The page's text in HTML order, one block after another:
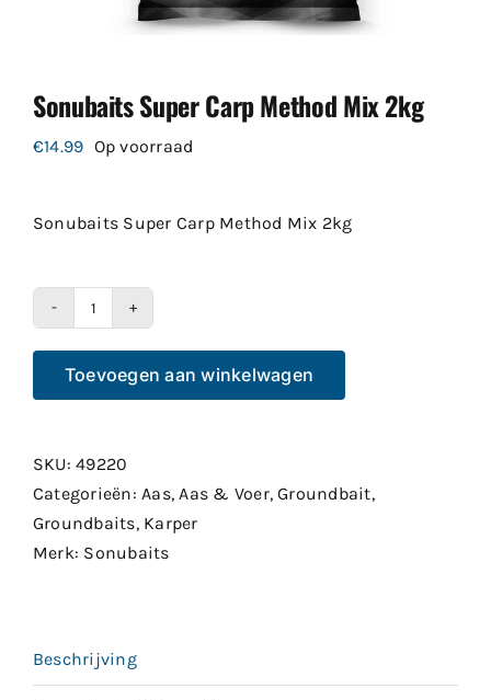
Sonubaits Super Carp Method Mix 2kg
€14.99 Op voorraad
Sonubaits Super Carp Method Mix 2kg
Sonubaits
Super
Carp
2kg
aantal
Toevoegen aan winkelwagen
SKU:49220
Categorieën:Aas,Aas & Voer,Groundbait,
Groundbaits, Karper
Merk: Sonubaits
Beschrijving